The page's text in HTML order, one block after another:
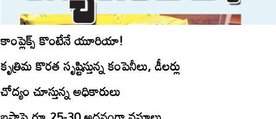
కాంప్లెక్స్‌ కొంటేనే యూరియా!
కృత్రిమ కొరత సృష్టిస్తున్న కంపెనీలు, డీలర్లు
చోద్యం చూస్తున్న అధికారులు